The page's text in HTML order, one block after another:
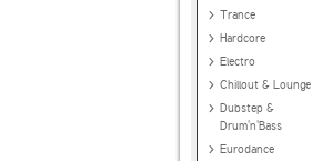
Trance
Hardcore
Electro
Chillout & Lounge
Dubstep &
Drum'n'Bass
Eurodance